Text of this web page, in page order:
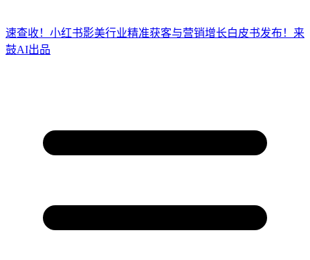
速查收！小红书影美行业精准获客与营销增长白皮书发布！来
鼓AI出品